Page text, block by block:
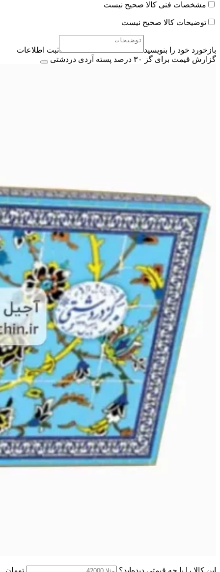
مشخصات فنی کالا صحیح نیست
توضیحات کالا صحیح نیست
بازخورد خود را بنویسید
ثبت اطلاعات
گزارش قیمت برای گز ۳۰ درصد پسته آردی دردشتی
این کالا را با چه قیمتی دیده‌اید؟ تومان